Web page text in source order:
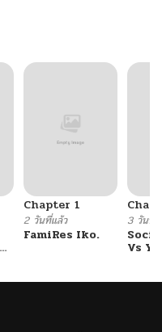
Chapter 1
2 วันที่แล้ว
FamiRes Iko.
3 วันที่
Vs